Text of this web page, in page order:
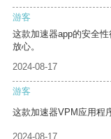
游客
这款加速器app的安全
放心。
2024-08-17
游客
这款加速器VPM应用程
2024-08-17